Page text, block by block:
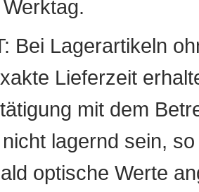
Bei Lagerartikeln
Lieferzeit
mit dem
lagernd sein,
optische Werte